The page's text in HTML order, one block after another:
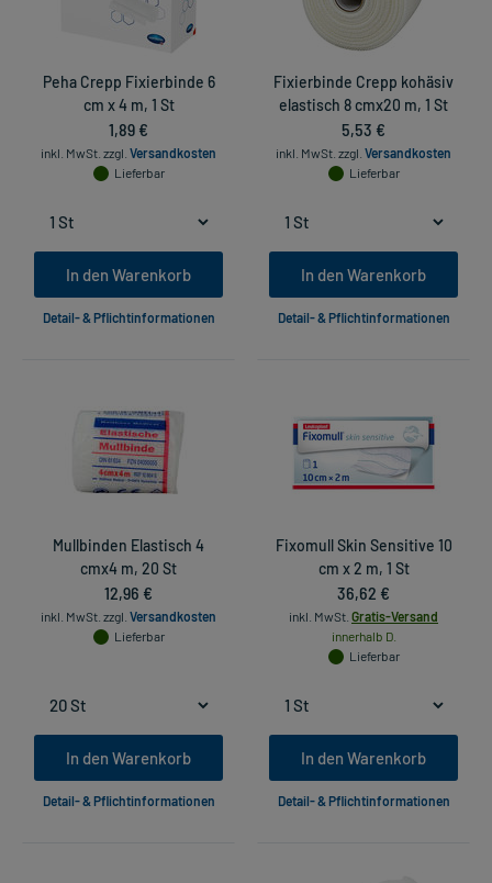
Peha Crepp Fixierbinde 6
cm x 4 m, 1 St
1,89 €
inkl. MwSt. zzgl. Versandkosten
Lieferbar
In den Warenkorb
Detail- & Pflichtinformationen
Fixierbinde Crepp kohäsiv
elastisch 8 cmx20 m, 1 St
5,53 €
inkl. MwSt. zzgl. Versandkosten
Lieferbar
In den Warenkorb
Detail- & Pflichtinformationen
Mullbinden Elastisch 4
cmx4 m, 20 St
12,96 €
inkl. MwSt. zzgl. Versandkosten
Lieferbar
In den Warenkorb
Detail- & Pflichtinformationen
Fixomull Skin Sensitive 10
cm x 2 m, 1 St
36,62 €
inkl. MwSt. Gratis-Versand
innerhalb D.
Lieferbar
In den Warenkorb
Detail- & Pflichtinformationen